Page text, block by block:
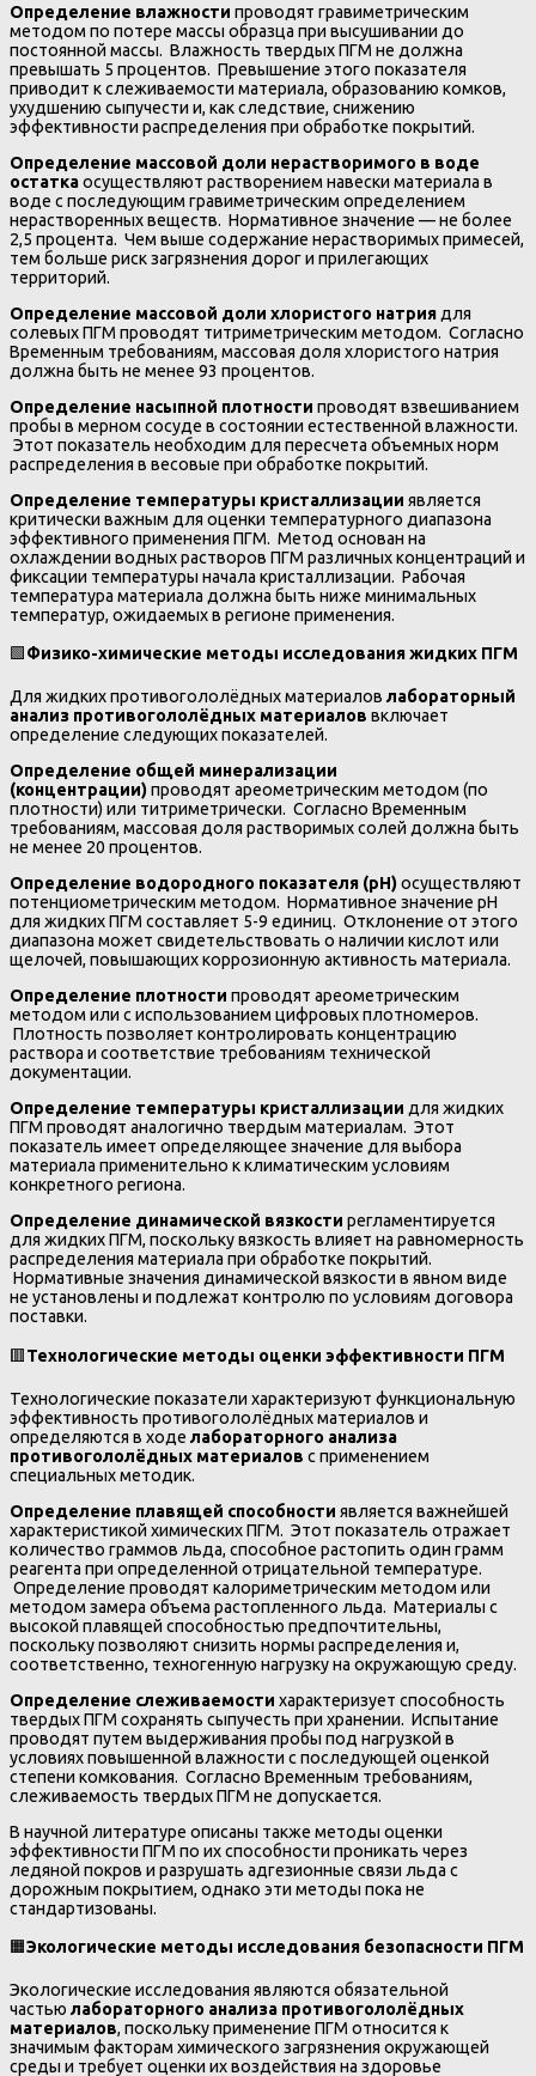
Определение влажности проводят гравиметрическим
методом по потере массы образца при высушивании до
постоянной массы. Влажность твердых ПГМ не должна
превышать 5 процентов. Превышение этого показателя
приводит к слеживаемости материала, образованию комков,
ухудшению сыпучести и, как следствие, снижению
эффективности распределения при обработке покрытий.
Определение массовой доли нерастворимого в воде
остаткаосуществляют растворением навески материала в
воде с последующим гравиметрическим определением
нерастворенных веществ. Нормативное значение — не более
2,5 процента. Чем выше содержание нерастворимых примесей,
тем больше риск загрязнения дорог и прилегающих
территорий.
Определение массовой доли хлористого натрия для
солевых ПГМ проводят титриметрическим методом. Согласно
Временным требованиям, массовая доля хлористого натрия
должна быть не менее 93 процентов.
Определение насыпной плотности проводят взвешиванием
пробы в мерном сосуде в состоянии естественной влажности.
Этот показатель необходим для пересчета объемных норм
распределения в весовые при обработке покрытий.
Определение температуры кристаллизации является
критически важным для оценки температурного диапазона
эффективного применения ПГМ. Метод основан на
охлаждении водных растворов ПГМ различных концентраций и
фиксации температуры начала кристаллизации. Рабочая
температура материала должна быть ниже минимальных
температур, ожидаемых в регионе применения.
🟩Физико-химические методы исследования жидких ПГМ
Для жидких противогололёдных материалов лабораторный
анализ противогололёдных материалов включает
определение следующих показателей.
Определение общей минерализации
(концентрации)проводят ареометрическим методом (по
плотности) или титриметрически. Согласно Временным
требованиям, массовая доля растворимых солей должна быть
не менее 20 процентов.
Определение водородного показателя (рН)осуществляют
потенциометрическим методом. Нормативное значение рН
для жидких ПГМ составляет 5-9 единиц. Отклонение от этого
диапазона может свидетельствовать о наличии кислот или
щелочей, повышающих коррозионную активность материала.
Определение плотности проводят ареометрическим
методом или с использованием цифровых плотномеров.
Плотность позволяет контролировать концентрацию
раствора и соответствие требованиям технической
документации.
Определение температуры кристаллизации для жидких
ПГМ проводят аналогично твердым материалам. Этот
показатель имеет определяющее значение для выбора
материала применительно к климатическим условиям
конкретного региона.
Определение динамической вязкости регламентируется
для жидких ПГМ, поскольку вязкость влияет на равномерность
распределения материала при обработке покрытий.
Нормативные значения динамической вязкости в явном виде
не установлены и подлежат контролю по условиям договора
поставки.
🟥Технологические методы оценки эффективности ПГМ
Технологические показатели характеризуют функциональную
эффективность противогололёдных материалов и
определяются в ходе лабораторного анализа
противогололёдных материалов с применением
специальных методик.
Определение плавящей способности является важнейшей
характеристикой химических ПГМ. Этот показатель отражает
количество граммов льда, способное растопить один грамм
реагента при определенной отрицательной температуре.
Определение проводят калориметрическим методом или
методом замера объема растопленного льда. Материалы с
высокой плавящей способностью предпочтительны,
поскольку позволяют снизить нормы распределения и,
соответственно, техногенную нагрузку на окружающую среду.
Определение слеживаемости характеризует способность
твердых ПГМ сохранять сыпучесть при хранении. Испытание
проводят путем выдерживания пробы под нагрузкой в
условиях повышенной влажности с последующей оценкой
степени комкования. Согласно Временным требованиям,
слеживаемость твердых ПГМ не допускается.
В научной литературе описаны также методы оценки
эффективности ПГМ по их способности проникать через
ледяной покров и разрушать адгезионные связи льда с
дорожным покрытием, однако эти методы пока не
стандартизованы.
🟧Экологические методы исследования безопасности ПГМ
Экологические исследования являются обязательной
частью лабораторного анализа противогололёдных
материалов, поскольку применение ПГМ относится к
значимым факторам химического загрязнения окружающей
среды и требует оценки их воздействия на здоровье